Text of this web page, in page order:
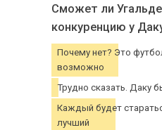
Сможет ли
конкуренцию у
Почему нет? Это
возможно
Трудно сказать. Даку
Каждый будет
лучший